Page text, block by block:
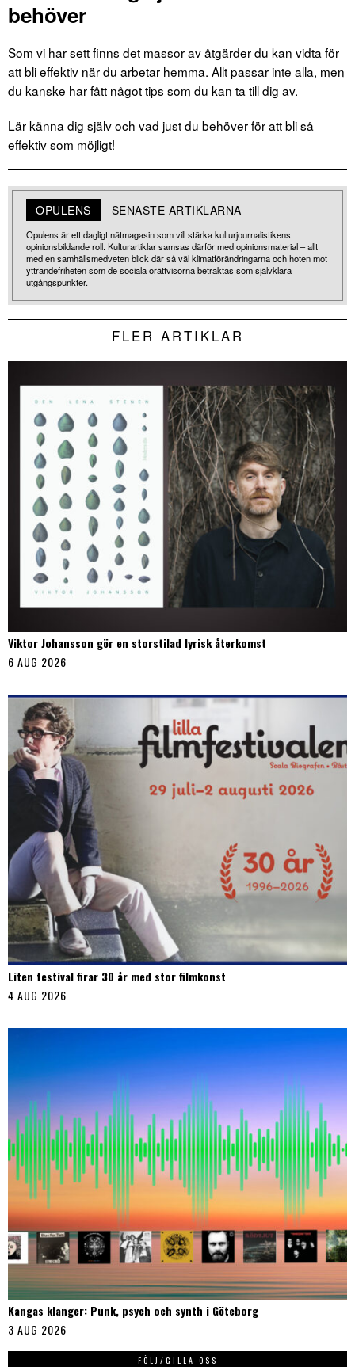
behöver
Som vi har sett finns det massor av åtgärder du kan vidta för
att bli effektiv när du arbetar hemma. Allt passar inte alla, men
du kanske har fått något tips som du kan ta till dig av.
Lär känna dig själv och vad just du behöver för att bli så
effektiv som möjligt!
OPULENS SENASTE ARTIKLARNA
Opulens är ett dagligt nätmagasin som vill stärka kulturjournalistikens
opinionsbildande roll. Kulturartiklar samsas därför med opinionsmaterial – allt
med en samhällsmedveten blick där så väl klimatförändringarna och hoten mot
yttrandefriheten som de sociala orättvisorna betraktas som självklara
utgångspunkter.
FLER ARTIKLAR
Viktor Johansson gör en storstilad lyrisk återkomst
6 AUG 2026
Liten festival firar 30 år med stor filmkonst
4 AUG 2026
Kangas klanger: Punk, psych och synth i Göteborg
3 AUG 2026
FÖLJ/GILLA OSS